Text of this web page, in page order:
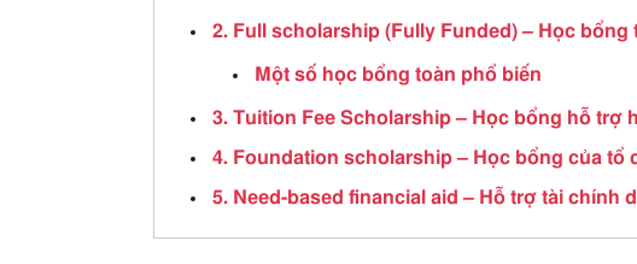
2. Full scholarship (Fully Funded) – Học bổng
Một số học bổng toàn phổ biến
3. Tuition Fee Scholarship – Học bổng hỗ trợ
4. Foundation scholarship – Học bổng của tổ
5. Need-based financial aid – Hỗ trợ tài chính